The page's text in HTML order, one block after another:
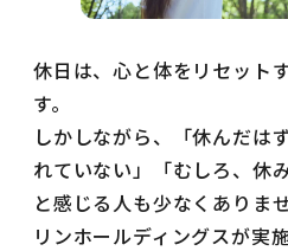
休日は、心と体をリセット
す。
しかしながら、「休んだは
れていない」「むしろ、休
と感じる人も少なくありま
リンホールディングスが実